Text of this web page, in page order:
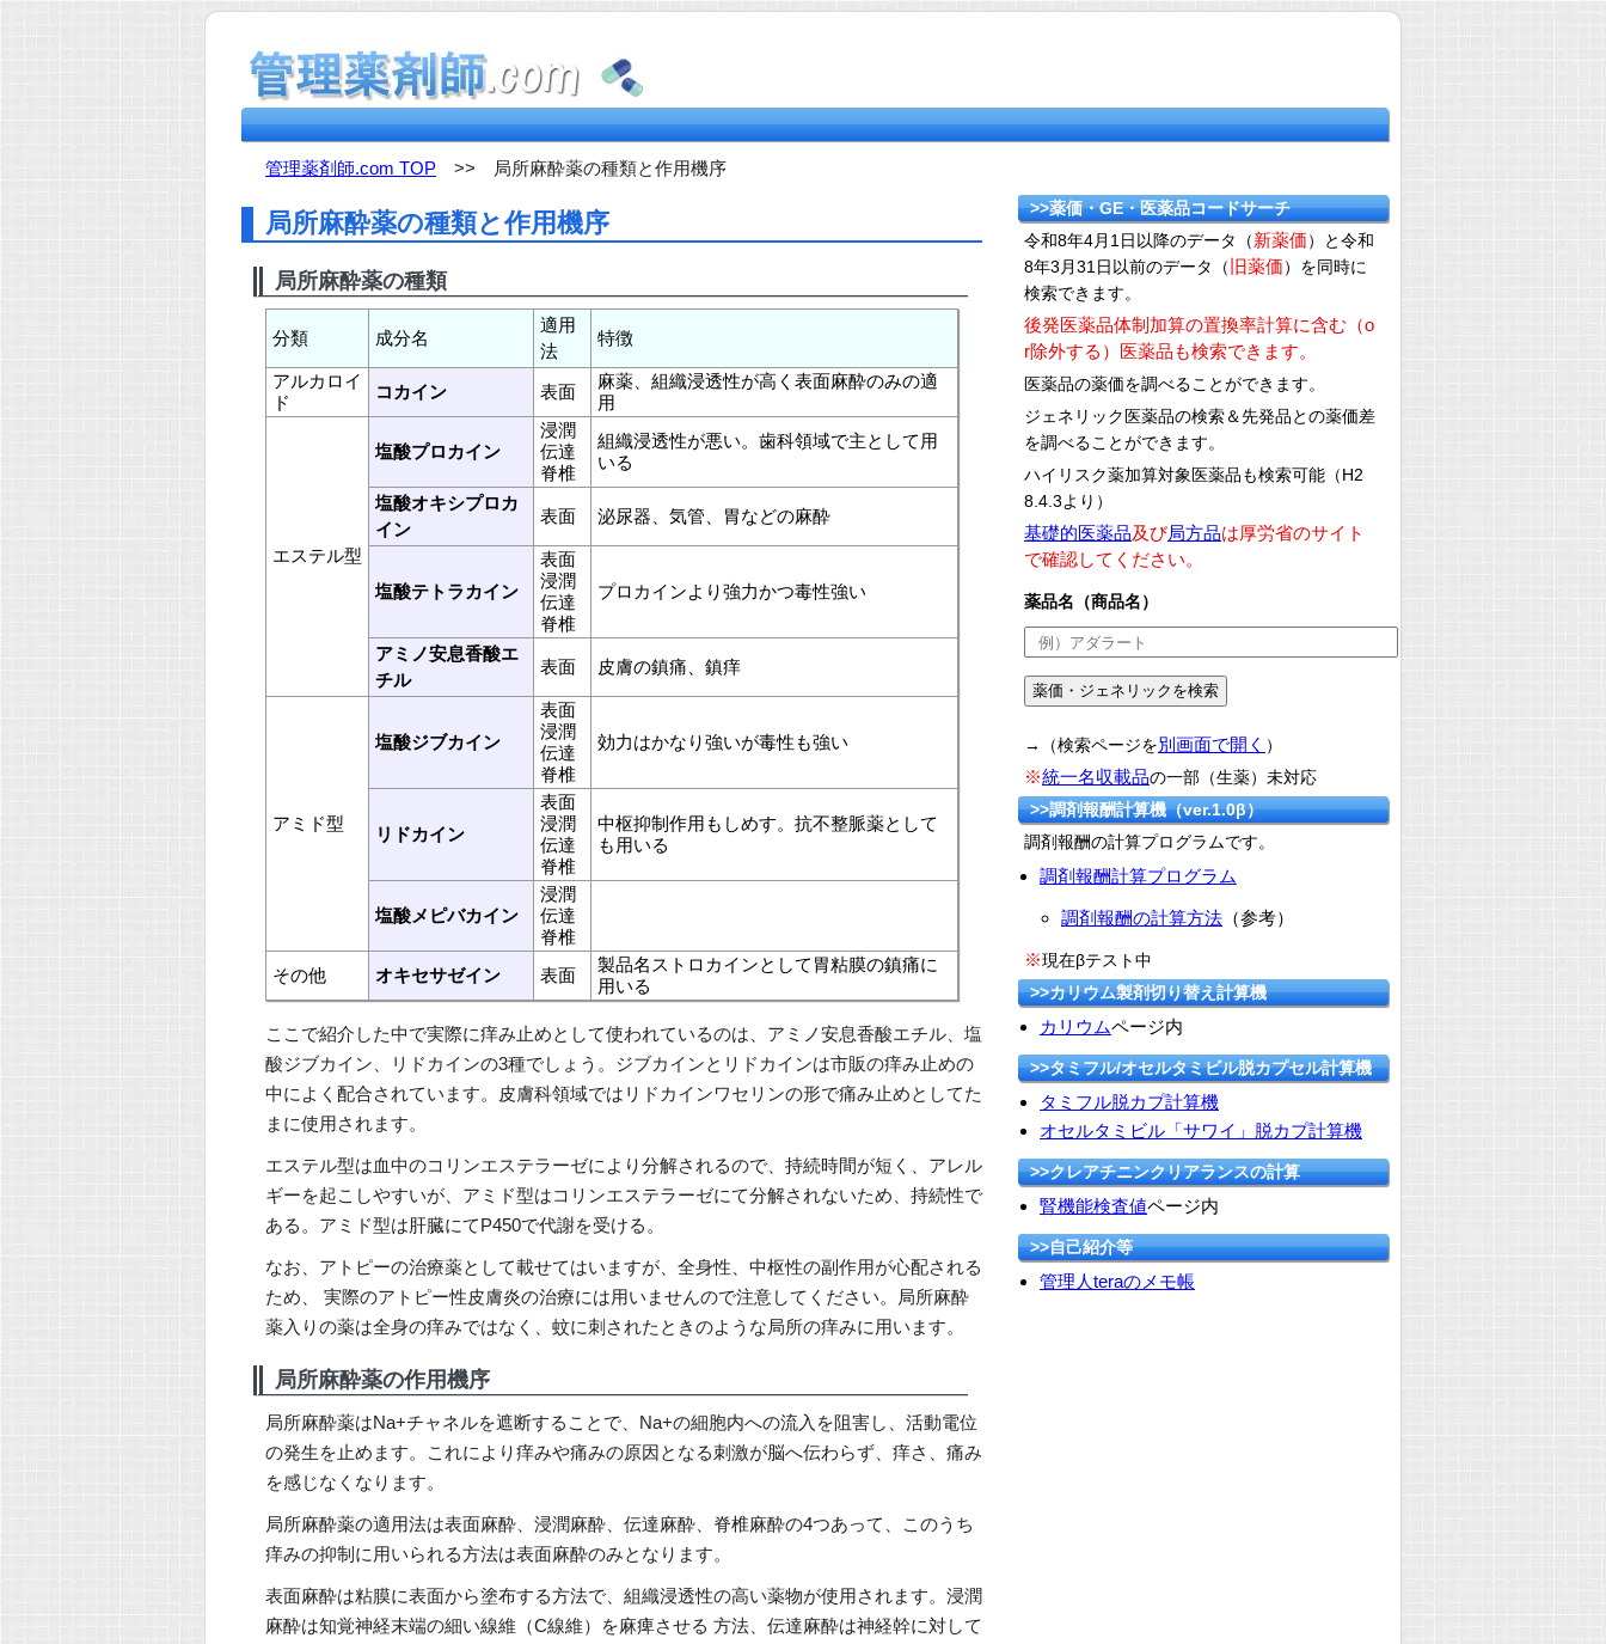
管理薬剤師.com TOP >> 局所麻酔薬の種類と作用機序
局所麻酔薬の種類と作用機序
局所麻酔薬の種類
分類 成分名
適用
法
特徴
アルカロイ
ド
コカイン 表面
麻薬、組織浸透性が高く表面麻酔のみの適
用
エステル型
塩酸プロカイン
浸潤
伝達
脊椎
組織浸透性が悪い。歯科領域で主として用
いる
塩酸オキシプロカ
イン
表面 泌尿器、気管、胃などの麻酔
塩酸テトラカイン
表面
浸潤
伝達
脊椎
プロカインより強力かつ毒性強い
アミノ安息香酸エ
チル
表面 皮膚の鎮痛、鎮痒
アミド型
塩酸ジブカイン
表面
浸潤
伝達
脊椎
効力はかなり強いが毒性も強い
リドカイン
表面
浸潤
伝達
脊椎
中枢抑制作用もしめす。抗不整脈薬として
も用いる
塩酸メピバカイン
浸潤
伝達
脊椎
その他
オキセサゼイン 表面
製品名ストロカインとして胃粘膜の鎮痛に
用いる
ここで紹介した中で実際に痒み止めとして使われているのは、アミノ安息香酸エチル、塩
酸ジブカイン、リドカインの3種でしょう。ジブカインとリドカインは市販の痒み止めの
中によく配合されています。皮膚科領域ではリドカインワセリンの形で痛み止めとしてた
まに使用されます。
エステル型は血中のコリンエステラーゼにより分解されるので、持続時間が短く、アレル
ギーを起こしやすいが、アミド型はコリンエステラーゼにて分解されないため、持続性で
ある。アミド型は肝臓にてP450で代謝を受ける。
なお、アトピーの治療薬として載せてはいますが、全身性、中枢性の副作用が心配される
ため、 実際のアトピー性皮膚炎の治療には用いませんので注意してください。局所麻酔
薬入りの薬は全身の痒みではなく、蚊に刺されたときのような局所の痒みに用います。
局所麻酔薬の作用機序
局所麻酔薬はNa+チャネルを遮断することで、Na+の細胞内への流入を阻害し、活動電位
の発生を止めます。これにより痒みや痛みの原因となる刺激が脳へ伝わらず、痒さ、痛み
を感じなくなります。
局所麻酔薬の適用法は表面麻酔、浸潤麻酔、伝達麻酔、脊椎麻酔の4つあって、このうち
痒みの抑制に用いられる方法は表面麻酔のみとなります。
表面麻酔は粘膜に表面から塗布する方法で、組織浸透性の高い薬物が使用されます。浸潤
麻酔は知覚神経末端の細い線維（C線維）を麻痺させる 方法、伝達麻酔は神経幹に対して
>>薬価・GE・医薬品コードサーチ
令和8年4月1日以降のデータ（新薬価）と令和
8年3月31日以前のデータ（ 旧薬価）を同時に
検索できます。
後発医薬品体制加算の置換率計算に含む（o
r除外する）医薬品も検索できます。
医薬品の薬価を調べることができます。
ジェネリック医薬品の検索＆先発品との薬価差
を調べることができます。
ハイリスク薬加算対象医薬品も検索可能（H2
8.4.3より）
基礎的医薬品及び局方品は厚労省のサイト
で確認してください。
薬品名（商品名）
→（検索ページを別画面で開く ）
※統一名収載品の一部（生薬）未対応
>>調剤報酬計算機（ver.1.0β）
調剤報酬の計算プログラムです。
調剤報酬計算プログラム
調剤報酬の計算方法 （参考）
※現在βテスト中
>>カリウム製剤切り替え計算機
カリウムページ内
>>タミフル/オセルタミビル脱カプセル計算機
タミフル脱カプ計算機
オセルタミビル「サワイ」脱カプ計算機
>>クレアチニンクリアランスの計算
腎機能検査値ページ内
>>自己紹介等
管理人teraのメモ帳